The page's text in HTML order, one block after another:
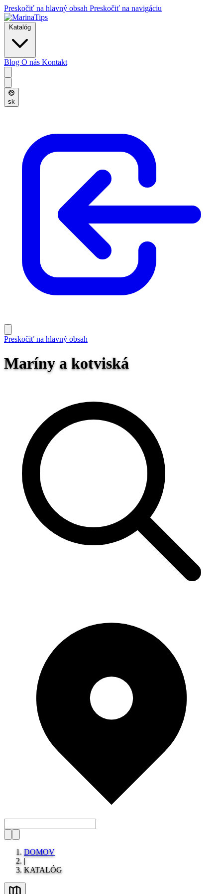
Preskočiť na hlavný obsah Preskočiť na navigáciu
Katalóg
Blog O nás Kontakt
sk
Preskočiť na hlavný obsah
Maríny a kotviská
DOMOV
|
KATALÓG